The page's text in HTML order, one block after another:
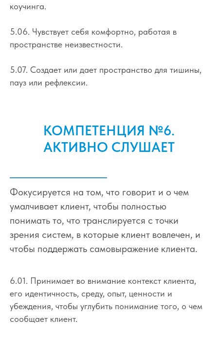
коучинга.
5.06. Чувствует себя комфортно, работая в
пространстве неизвестности.
5.07. Создает или дает пространство для тишины,
пауз или рефлексии.
КОМПЕТЕНЦИЯ №6.
АКТИВНО СЛУШАЕТ
Фокусируется на том, что говорит и о чем
умалчивает клиент, чтобы полностью
понимать то, что транслируется с точки
зрения систем, в которые клиент вовлечен, и
чтобы поддержать самовыражение клиента.
6.01. Принимает во внимание контекст клиента,
его идентичность, среду, опыт, ценности и
убеждения, чтобы углубить понимание того, о чем
сообщает клиент.